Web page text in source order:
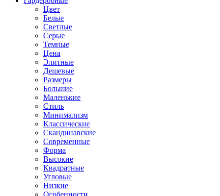
Цвет
Белые
Светлые
Серые
Темные
Цена
Элитные
Дешевые
Размеры
Большие
Маленькие
Стиль
Минимализм
Классические
Скандинавские
Современные
Форма
Высокие
Квадратные
Угловые
Низкие
Особенности